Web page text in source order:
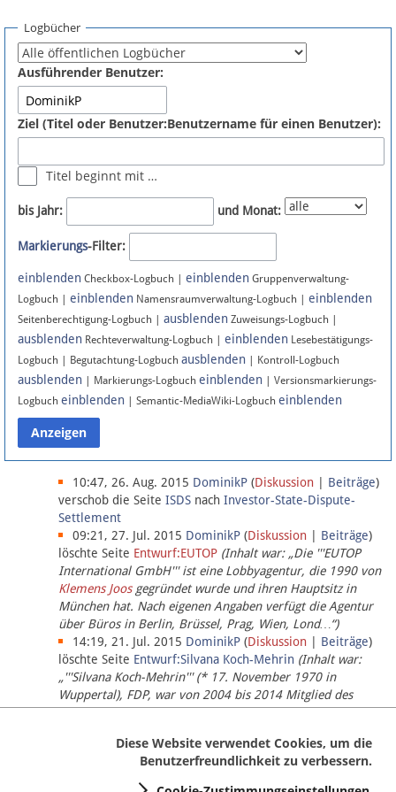
Fördermitglied werden
Fehler melden
Newsletter
Bluesky
Facebook
Instagram
Anmelden
Datenschutz
Über Lobbypedia
Impressum
Logbücher
Ausführender Benutzer:
Ziel (Titel oder Benutzer:Benutzername für einen Benutzer):
Titel beginnt mit …
bis Jahr: und Monat:
Markierungs-Filter:
einblenden Checkbox-Logbuch | einblenden Gruppenverwaltung-
Logbuch | einblenden Namensraumverwaltung-Logbuch | einblenden
Seitenberechtigung-Logbuch | ausblenden Zuweisungs-Logbuch |
ausblenden Rechteverwaltung-Logbuch | einblenden Lesebestätigungs-
Logbuch | Begutachtung-Logbuch ausblenden | Kontroll-Logbuch
ausblenden | Markierungs-Logbuch einblenden | Versionsmarkierungs-
Logbuch einblenden | Semantic-MediaWiki-Logbuch einblenden
10:47, 26. Aug. 2015 DominikP (Diskussion Beiträge)
verschob die Seite ISDS nach Investor-State-Dispute-
Settlement
09:21, 27. Jul. 2015 DominikP (Diskussion Beiträge)
löschte Seite Entwurf:EUTOP (Inhalt war: „Die '''EUTOP
International GmbH''' ist eine Lobbyagentur, die 1990 von
Klemens Joosgegründet wurde und ihren Hauptsitz in
München hat. Nach eigenen Angaben verfügt die Agentur
über Büros in Berlin, Brüssel, Prag, Wien, Lond…“)
14:19, 21. Jul. 2015 DominikP (Diskussion Beiträge)
löschte Seite Entwurf:Silvana Koch-Mehrin (Inhalt war:
„'''Silvana Koch-Mehrin''' (* 17. November 1970 in
Wuppertal), FDP, war von 2004 bis 2014 Mitglied des
Europäischen Parlaments, seit November 2014 ist sie für
Diese Website verwendet Cookies, um die
Benutzerfreundlichkeit zu verbessern.